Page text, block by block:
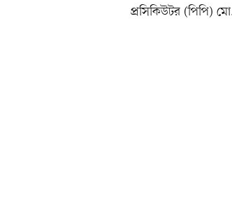
প্রসিকিউটর (পিপি)